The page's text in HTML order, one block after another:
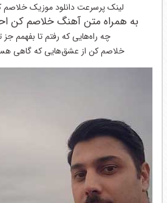
لینک پرسرعت دانلود موزیک
به همراه متن آهنگ خلاصم کن
چه راه‌هایی‌ که رفتم تا بفهمم
خلاصم کن از عشق‌هایی‌ که گاهی‌